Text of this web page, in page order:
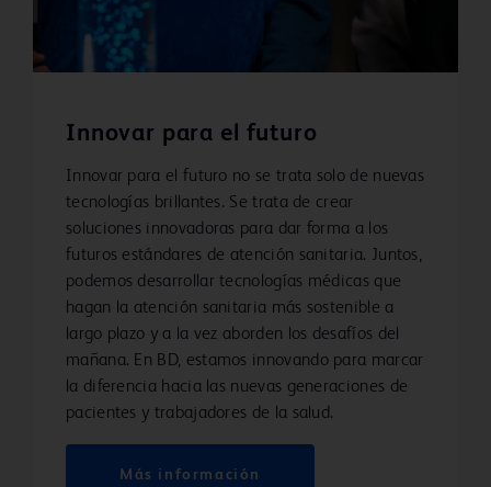
Innovar para el futuro
Innovar para el futuro no se trata solo de nuevas
tecnologías brillantes. Se trata de crear
soluciones innovadoras para dar forma a los
futuros estándares de atención sanitaria. Juntos,
podemos desarrollar tecnologías médicas que
hagan la atención sanitaria más sostenible a
largo plazo y a la vez aborden los desafíos del
mañana. En BD, estamos innovando para marcar
la diferencia hacia las nuevas generaciones de
pacientes y trabajadores de la salud.
Más información